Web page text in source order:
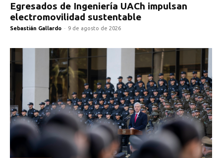
Egresados de Ingeniería UACh impulsan
electromovilidad sustentable
Sebastián Gallardo - 9 de agosto de 2026